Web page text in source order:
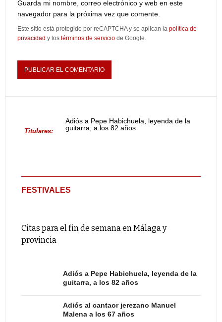
Guarda mi nombre, correo electrónico y web en este
navegador para la próxima vez que comente.
Este sitio está protegido por reCAPTCHA y se aplican la política de
privacidad y los términos de servicio de Google.
Titulares:
Adiós a Pepe Habichuela, leyenda de la
guitarra, a los 82 años
FESTIVALES
Citas para el fin de semana en Málaga y
provincia
Adiós a Pepe Habichuela, leyenda de la
guitarra, a los 82 años
Adiós al cantaor jerezano Manuel
Malena a los 67 años